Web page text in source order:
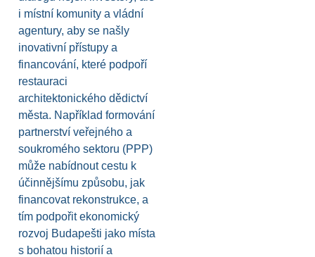
i místní komunity a vládní
agentury, aby se našly
inovativní přístupy a
financování, které podpoří
restauraci
architektonického dědictví
města. Například formování
partnerství veřejného a
soukromého sektoru (PPP)
může nabídnout cestu k
účinnějšímu způsobu, jak
financovat rekonstrukce, a
tím podpořit ekonomický
rozvoj Budapešti jako místa
s bohatou historií a